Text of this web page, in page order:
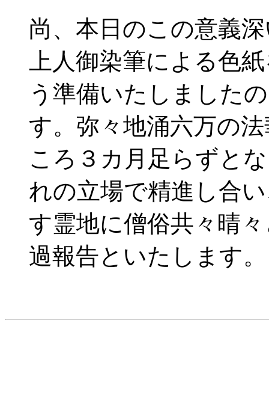
尚、本日のこの意義
上人御染筆による色
う準備いたしました
す。弥々地涌六万の
ころ３カ月足らずと
れの立場で精進し合
す霊地に僧俗共々晴
過報告といたします。